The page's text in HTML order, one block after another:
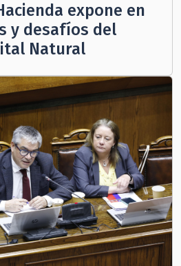
expone en
y desafíos del
Natural